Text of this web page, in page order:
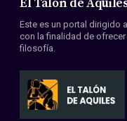
El Talón de
Este es un portal dirigido
con la finalidad de
filosofía.